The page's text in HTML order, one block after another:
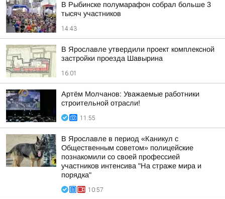
В Рыбинске полумарафон собрал больше 3
тысяч участников
14:43
В Ярославле утвердили проект комплексной
застройки проезда Шавырина
16:01
Артём Молчанов: Уважаемые работники
строительной отрасли!
11:55
В Ярославле в период «Каникул с
Общественным советом» полицейские
познакомили со своей профессией
участников интенсива "На страже мира и
порядка"
10:57